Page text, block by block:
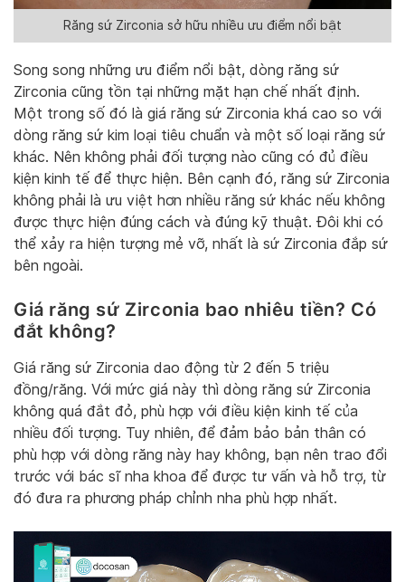
Răng sứ Zirconia sở hữu nhiều ưu điểm nổi bật
Song song những ưu điểm nổi bật, dòng răng sứ
Zirconia cũng tồn tại những mặt hạn chế nhất định.
Một trong số đó là giá răng sứ Zirconia khá cao so với
dòng răng sứ kim loại tiêu chuẩn và một số loại răng sứ
khác. Nên không phải đối tượng nào cũng có đủ điều
kiện kinh tế để thực hiện. Bên cạnh đó, răng sứ Zirconia
không phải là ưu việt hơn nhiều răng sứ khác nếu không
được thực hiện đúng cách và đúng kỹ thuật. Đôi khi có
thể xảy ra hiện tượng mẻ vỡ, nhất là sứ Zirconia đắp sứ
bên ngoài.
Giá răng sứ Zirconia bao nhiêu tiền? Có
đắt không?
Giá răng sứ Zirconia dao động từ 2 đến 5 triệu
đồng/răng. Với mức giá này thì dòng răng sứ Zirconia
không quá đắt đỏ, phù hợp với điều kiện kinh tế của
nhiều đối tượng. Tuy nhiên, để đảm bảo bản thân có
phù hợp với dòng răng này hay không, bạn nên trao đổi
trước với bác sĩ nha khoa để được tư vấn và hỗ trợ, từ
đó đưa ra phương pháp chỉnh nha phù hợp nhất.